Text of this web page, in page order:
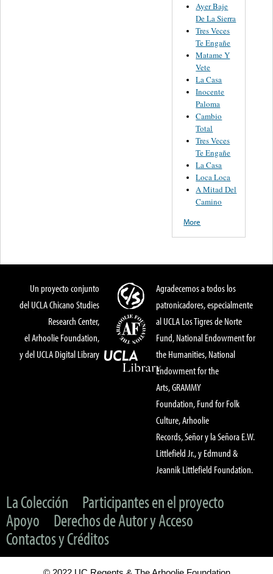
Ayer Baje
De La Sierra
Tres Veces
Te Engañe
Matame Y
Vete
La Casa
Inocente
Paloma
Cambio
Total
Tres Veces
Te Engañe
La Casa
Loca Loca
A Mitad Del
Camino
More
Un proyecto conjunto
del UCLA Chicano Studies
Research Center,
el Arhoolie Foundation,
y del UCLA Digital Library
Agradecemos a todos los
patronicadores, especialmente
al UCLA Los Tigres de Norte
Fund, National Endowment for
the Humanities, National
Endowment for the
Arts, GRAMMY
Foundation, Fund for Folk
Culture, Arhoolie
Records, Señor y la Señora E.W.
Littlefield Jr., y Edmund &
Jeannik Littlefield Foundation.
La Colección
Participantes en el proyecto
Apoyo
Derechos de Autor y Acceso
Contactos y Créditos